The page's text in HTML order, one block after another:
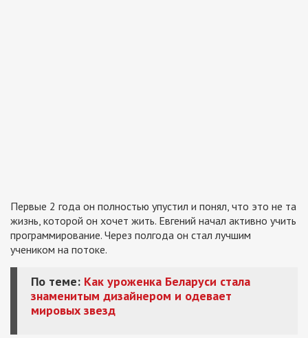
Первые 2 года он полностью упустил и понял, что это не та
жизнь, которой он хочет жить. Евгений начал активно учить
программирование. Через полгода он стал лучшим
учеником на потоке.
По теме: Как уроженка Беларуси стала
знаменитым дизайнером и одевает
мировых звезд